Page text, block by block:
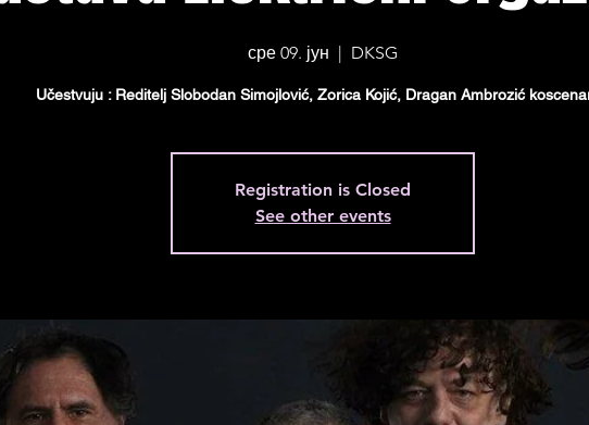
сре 09. јун
  |
DKSG
Učestvuju : Reditelj Slobodan Simojlović, Zorica Kojić, Dragan Ambrozić
Registration is Closed
See other events